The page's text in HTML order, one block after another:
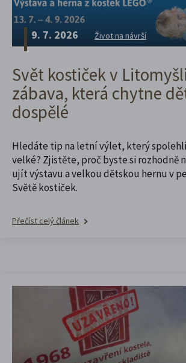
9. 7. 2026 Život na návrší
Svět kostiček v
zábava, která chytne
dospělé
Hledáte tip na letní výlet, který
velké? Zjistěte, proč byste si rozhodně
ujít výstavu a velkou dětskou hernu v
Světě kostiček.
Přečíst celý článek